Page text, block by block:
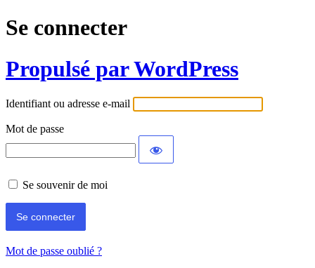
Se connecter
Propulsé par WordPress
Identifiant ou adresse e-mail
Mot de passe
Se souvenir de moi
Mot de passe oublié ?